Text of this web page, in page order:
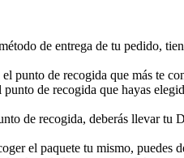
de entrega de tu pedido,
punto de recogida que más te
punto de recogida que hayas
de recogida, deberás llevar
el paquete tu mismo, puedes